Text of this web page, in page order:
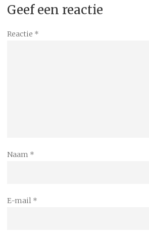
Geef een reactie
Reactie *
Naam *
E-mail *